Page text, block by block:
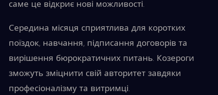
саме це відкриє нові можливості.
Середина місяця сприятлива для коротких
поїздок, навчання, підписання договорів та
вирішення бюрократичних питань. Козероги
зможуть зміцнити свій авторитет завдяки
професіоналізму та витримці.